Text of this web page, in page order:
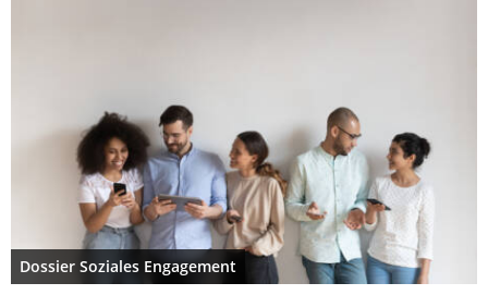
Dossier Soziales Engagement